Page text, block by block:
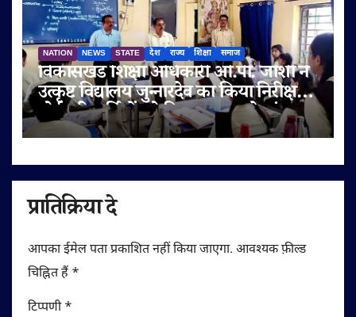
NATION NEWS STATE देश राज्य शिक्षा समाज
विकासखंड शिक्षा अधिकारी ओ.पी. जोशी ने
उत्कृष्ट विद्यालय जुन्नारदेव का किया निरीक्षण,
बोर्ड परीक्षार्थियों को दिए सफलता के मंत्र
प्रातिक्रिया दे
आपका ईमेल पता प्रकाशित नहीं किया जाएगा. आवश्यक फ़ील्ड
चिह्नित हैं *
टिप्पणी*